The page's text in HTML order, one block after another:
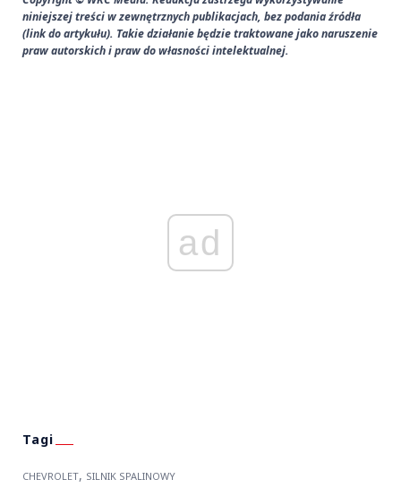
niniejszej treści w zewnętrznych publikacjach, bez podania źródła
(link do artykułu). Takie działanie będzie traktowane jako naruszenie
praw autorskich i praw do własności intelektualnej.
ad
CHEVROLET, SILNIK SPALINOWY